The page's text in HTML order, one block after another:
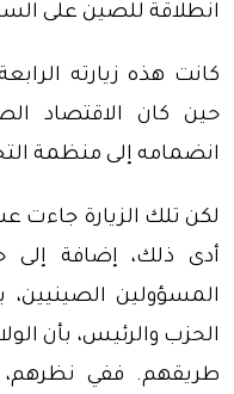
انطلاقة للصين على
كانت هذه زيارته
حين كان الاقتصاد
انضمامه إلى منظمة
لكن تلك الزيارة جاءت
أدى ذلك، إضافة إلى
المسؤولين
الحزب والرئيس، بأن
طريقهم. ففي نظرهم،